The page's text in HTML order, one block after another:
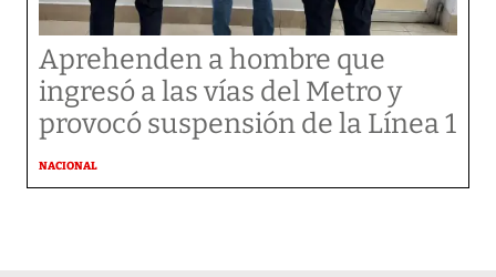
Aprehenden a hombre que
ingresó a las vías del Metro y
provocó suspensión de la Línea 1
NACIONAL